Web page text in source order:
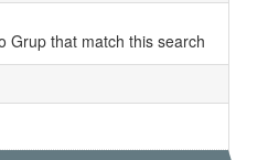
Grup that match this search